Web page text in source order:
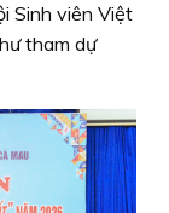
Sinh viên Việt
tham dự